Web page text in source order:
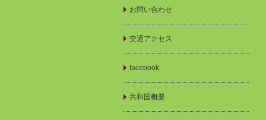
お問い合わせ
交通アクセス
facebook
共和国概要